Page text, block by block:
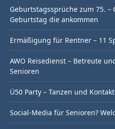
Geburtstagssprüche zum 75. –
Geburtstag die ankommen
Ermäßigung für Rentner – 11
AWO Reisedienst – Betreute
Senioren
Ü50 Party – Tanzen und
Social-Media für Senioren?